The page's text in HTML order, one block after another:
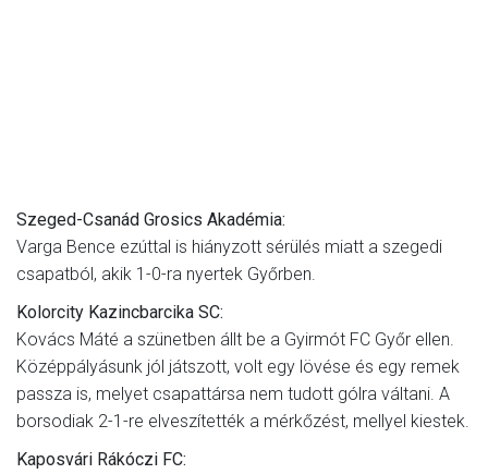
Szeged-Csanád Grosics Akadémia:
Varga Bence ezúttal is hiányzott sérülés miatt a szegedi
csapatból, akik 1-0-ra nyertek Győrben.
Kolorcity Kazincbarcika SC:
Kovács Máté a szünetben állt be a Gyirmót FC Győr ellen.
Középpályásunk jól játszott, volt egy lövése és egy remek
passza is, melyet csapattársa nem tudott gólra váltani. A
borsodiak 2-1-re elveszítették a mérkőzést, mellyel kiestek.
Kaposvári Rákóczi FC: